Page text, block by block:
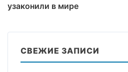
узаконили в мире
СВЕЖИЕ ЗАПИСИ